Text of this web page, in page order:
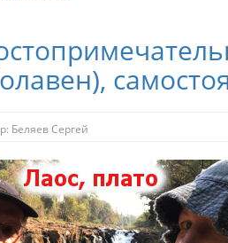
Беляев Сергей